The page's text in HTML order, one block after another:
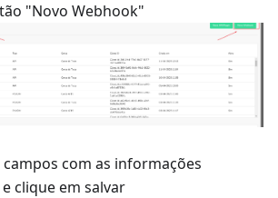
"Novo Webhook"
campos com as informações
clique em salvar